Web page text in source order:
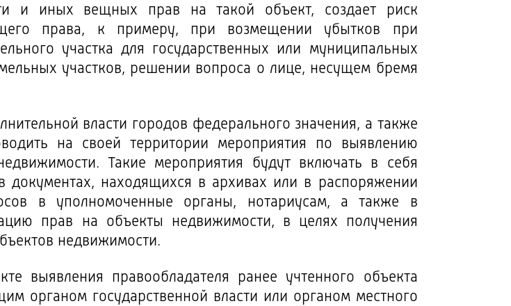
и иных вещных прав на такой объект, создает риск
права, к примеру, при возмещении убытков при
участка для государственных или муниципальных
участков, решении вопроса о лице, несущем бремя
власти городов федерального значения, а также
на своей территории мероприятия по выявлению
Такие мероприятия будут включать в себя
документах, находящихся в архивах или в распоряжении
в уполномоченные органы, нотариусам, а также в
прав на объекты недвижимости, в целях получения
недвижимости.
выявления правообладателя ранее учтенного объекта
органом государственной власти или органом местного